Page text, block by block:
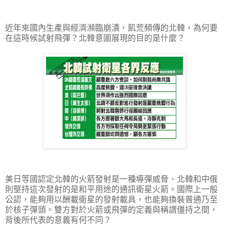
近年來國內生產與經濟瀕臨崩潰，飢荒頻傳的北韓，為何要
在這時候試射飛彈？北韓意圖展現的目的是什麼？
美日等國認定北韓的火箭發射是一種導彈威脅、北韓和中俄
則堅持這次發射的是和平用途的通訊衛星火箭。國際上一般
公認，能夠用以酬載衛星的發射載具，也能夠換裝普通乃至
於核子彈頭。雙方對於火箭或飛彈的定義與稱謂僵持之間，
背後所代表的意義有何不同？